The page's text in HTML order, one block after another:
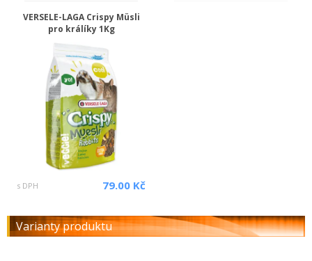
VERSELE-LAGA Crispy Müsli
pro králíky 1Kg
s DPH 79.00 Kč
Varianty produktu